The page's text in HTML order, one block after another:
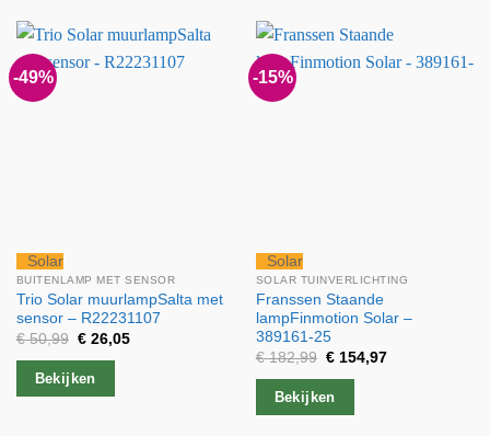
-49%
Solar
BUITENLAMP MET SENSOR
Trio Solar muurlampSalta met
sensor – R22231107
€50,99 Oorspronkelijke
was:
€ 50,99.
€26,05Huidige
Bekijken
-15%
Solar
SOLAR TUINVERLICHTING
Franssen Staande
lampFinmotion Solar –
389161-25
€182,99 Oorspronkelijke
was:
€ 182,99.
€154,97Huidige
Bekijken